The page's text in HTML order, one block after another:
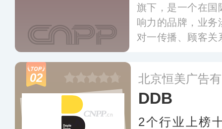
旗下，是一个在国
响力的品牌，业
对一传播、顾客关
02 北京恒美广告
DDB
2个行业上榜